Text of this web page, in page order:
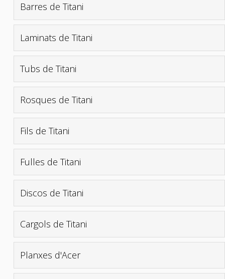
Barres de Titani
Laminats de Titani
Tubs de Titani
Rosques de Titani
Fils de Titani
Fulles de Titani
Discos de Titani
Cargols de Titani
Planxes d'Acer